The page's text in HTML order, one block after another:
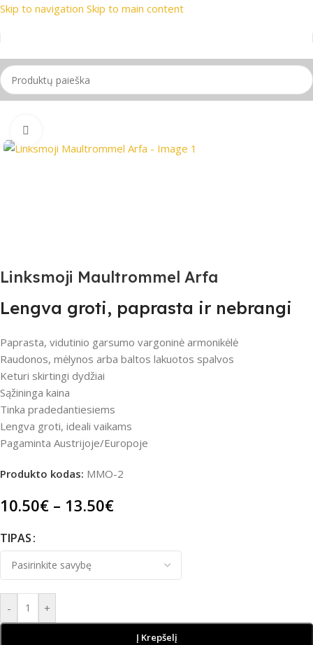
Skip to navigation Skip to main content
📦 Nemokamas
Pradžia/Perkusiniai instrumentai
Linksmoji Maultrommel Arfa
Lengva groti, paprasta ir nebrangi
Paprasta, vidutinio garsumo vargoninė armonikėlė
Raudonos, mėlynos arba baltos lakuotos spalvos
Keturi skirtingi dydžiai
Sąžininga kaina
Tinka pradedantiesiems
Lengva groti, ideali vaikams
Pagaminta Austrijoje/Europoje
Produkto kodas: MMO-2
10.50€ – 13.50€
TIPAS
- +
Į Krepšelį